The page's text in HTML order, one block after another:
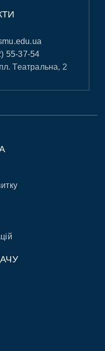
55-37-54
Театральна, 2